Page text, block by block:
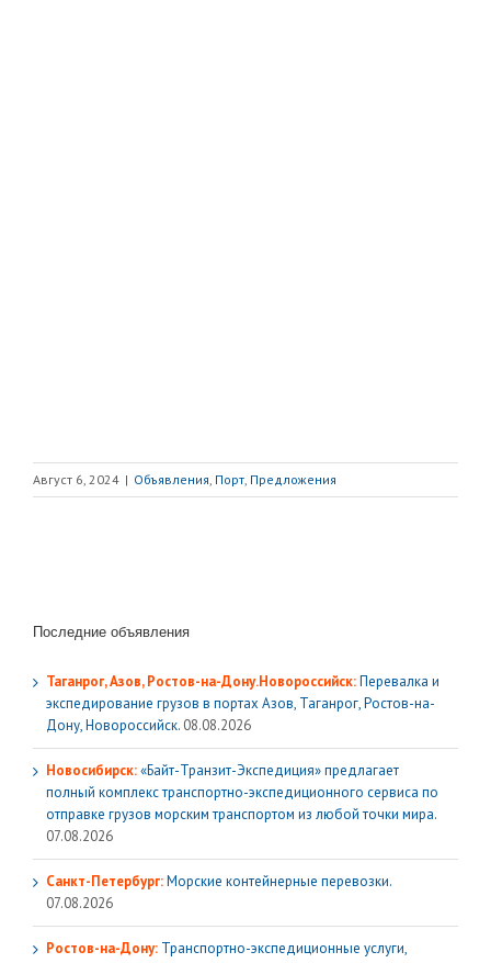
Август 6, 2024 | Объявления Порт Предложения
Последние объявления
Таганрог, Азов, Ростов-на-Дону.Новороссийск:Перевалка и
экспедирование грузов в портах Азов, Таганрог, Ростов-на-
Дону, Новороссийск. 08.08.2026
Новосибирск:«Байт-Транзит-Экспедиция» предлагает
полный комплекс транспортно-экспедиционного сервиса по
отправке грузов морским транспортом из любой точки мира.
07.08.2026
Санкт-Петербург:Морские контейнерные перевозки.
07.08.2026
Ростов-на-Дону: Транспортно-экспедиционные услуги,